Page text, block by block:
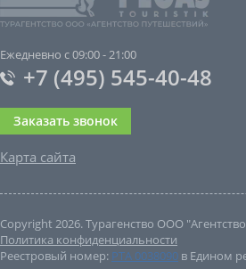
Ежедневно с 09:00 - 21:00
+7 (495) 545-40-48
Заказать звонок
Карта сайта
Copyright 2026. Турагенство ООО
Политика конфиденциальности
Реестровый номер: РТА 0038090 в Едином